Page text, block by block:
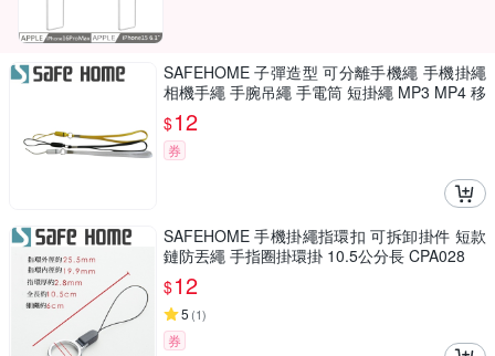
SAFEHOME 子彈造型 可分離手機繩 手機掛繩
相機手繩 手腕吊繩 手電筒 短掛繩 MP3 MP4 移
動電源 用掛繩 13公分長 CPA019
$12
券
SAFEHOME 手機掛繩指環扣 可拆卸掛件 短款
鏈防丟繩 手指圈掛環掛 10.5公分長 CPA028
$12
5 (1)
券